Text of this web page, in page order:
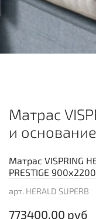
арт. HERALD SUPERB
Матрас
и
773400.00 руб
Матрас VISPRING
PRESTIGE 900х2200